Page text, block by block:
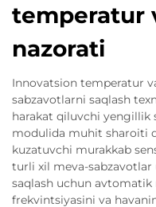
temperatur
nazorati
Innovatsion temperatur
sabzavotlarni saqlash
harakat qiluvchi yengillik
modulida muhit sharoiti
kuzatuvchi murakkab
turli xil meva-
saqlash uchun avtomatik
frekvintsiyasini va